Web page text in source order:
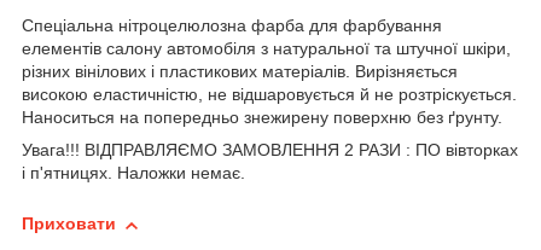
Спеціальна нітроцелюлозна фарба для фарбування
елементів салону автомобіля з натуральної та штучної шкіри,
різних вінілових і пластикових матеріалів. Вирізняється
високою еластичністю, не відшаровується й не розтріскується.
Наноситься на попередньо знежирену поверхню без ґрунту.
Увага!!! ВІДПРАВЛЯЄМО ЗАМОВЛЕННЯ 2 РАЗИ : ПО вівторках
і п'ятницях. Наложки немає.
Приховати